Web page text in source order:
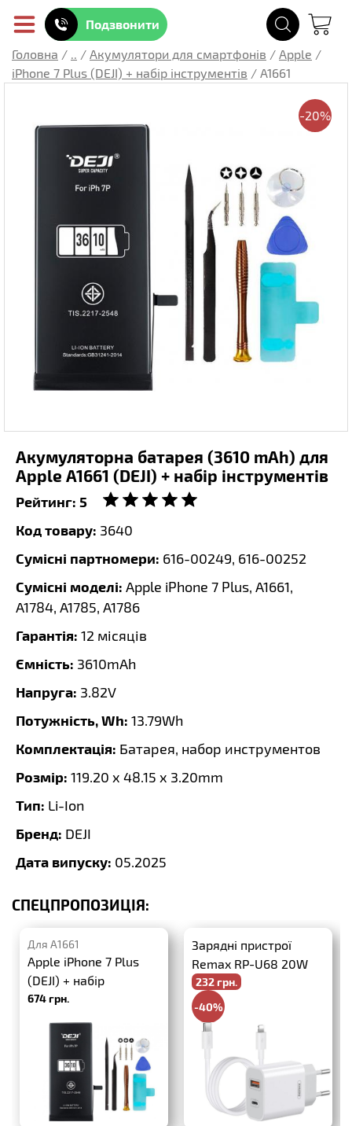
Подзвонити
Головна / .. / Акумулятори для смартфонів / Apple /
iPhone 7 Plus (DEJI) + набір інструментів / A1661
-20%
Акумуляторна батарея (3610 mAh) для
Apple A1661 (DEJI) + набір інструментів
Рейтинг: 5
Код товару: 3640
Сумісні партномери: 616-00249, 616-00252
Сумісні моделі: Apple iPhone 7 Plus, A1661,
A1784, A1785, A1786
Гарантія: 12 місяців
Ємність: 3610mAh
Напруга: 3.82V
Потужність, Wh: 13.79Wh
Комплектація: Батарея, набор инструментов
Розмір: 119.20 x 48.15 x 3.20mm
Тип: Li-Ion
Бренд: DEJI
Дата випуску: 05.2025
СПЕЦПРОПОЗИЦІЯ:
Для A1661
Apple iPhone 7 Plus
(DEJI) + набір
інструментів
674 грн.
Зарядні пристрої
Remax RP-U68 20W
PD+QC3.0 + USB-C-
Lightning
232 грн.
-40%
386 грн.